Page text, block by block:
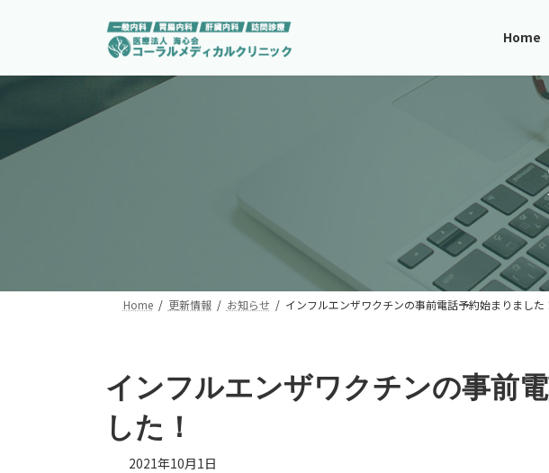
ン
キ
ー
に
Home
Home 更新情報 お知らせ インフルエンザワクチンの事前電話予約始まりました
インフルエンザワクチンの事前
した！
2021年10月1日